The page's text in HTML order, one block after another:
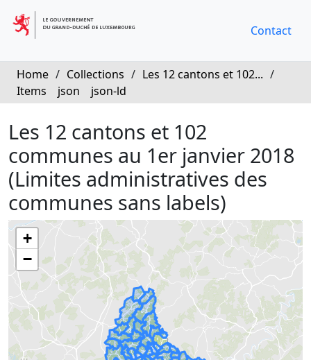
Contact
Home / Collections / Les 12 cantons et 102... /
Items
json json-ld
Les 12 cantons et 102
communes au 1er janvier 2018
(Limites administratives des
communes sans labels)
+
−